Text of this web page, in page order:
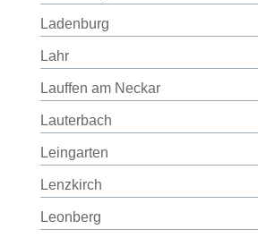
Ladenburg
Lahr
Lauffen am Neckar
Lauterbach
Leingarten
Lenzkirch
Leonberg